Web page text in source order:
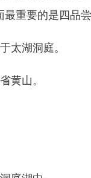
重要的是四品
太湖洞庭。
黄山。